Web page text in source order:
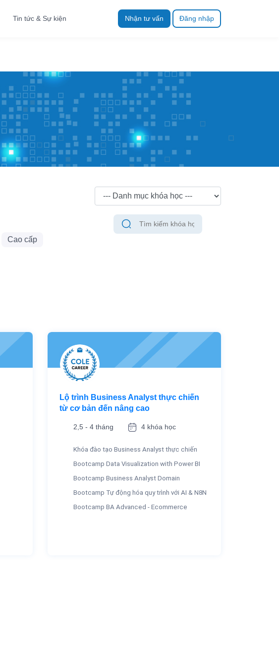
Tin tức & Sự kiện Nhận tư vấn Đăng nhập
Cao cấp
Lộ trình Business Analyst thực chiến
từ cơ bản đến nâng cao
2,5 - 4 tháng 4 khóa học
Khóa đào tạo Business Analyst thực chiến
Bootcamp Data Visualization with Power BI
Bootcamp Business Analyst Domain
Bootcamp Tự động hóa quy trình với AI & N8N
Bootcamp BA Advanced - Ecommerce